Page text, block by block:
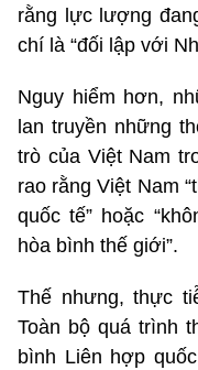
rằng lực lượng
chí là “đối lập với
Nguy hiểm hơn,
lan truyền những
trò của Việt Nam
rao rằng Việt Nam
quốc tế” hoặc
hòa bình thế giới”.
Thế nhưng, thực
Toàn bộ quá trình
bình Liên hợp